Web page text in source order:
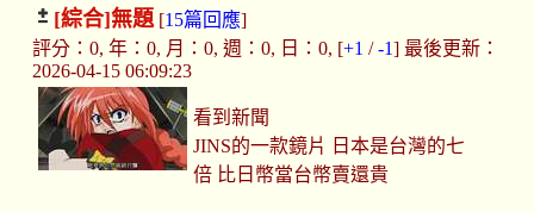
[綜合]無題[15篇回應]
評分：0, 年：0, 月：0, 週：0, 日：0, [+1 /-1] 最後更新：
2026-04-15 06:09:23
看到新聞
JINS的一款鏡片 日本是台灣的七
倍 比日幣當台幣賣還貴